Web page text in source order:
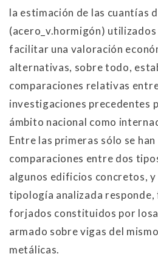
la estimación de las cuantías
(acero_v.hormigón) utilizados
facilitar una valoración
alternativas, sobre todo,
comparaciones relativas
investigaciones precedentes
ámbito nacional como
Entre las primeras sólo se
comparaciones entre dos
algunos edificios concretos,
tipología analizada
forjados constituidos por
armado sobre vigas del
metálicas.